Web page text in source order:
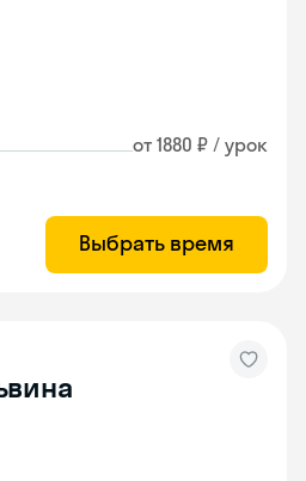
от 1880 ₽ / урок
Выбрать время